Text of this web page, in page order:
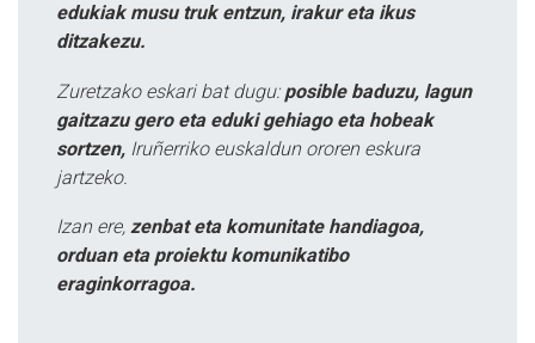
edukiak musu truk entzun, irakur eta ikus
ditzakezu.
Zuretzako eskari bat dugu: posible baduzu, lagun
gaitzazu gero eta eduki gehiago eta hobeak
sortzen, Iruñerriko euskaldun ororen eskura
jartzeko.
Izan ere, zenbat eta komunitate handiagoa,
orduan eta proiektu komunikatibo
eraginkorragoa.